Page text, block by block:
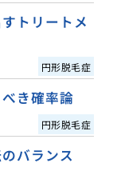
トリートメ
円形脱毛症
き確率論
円形脱毛症
バランス